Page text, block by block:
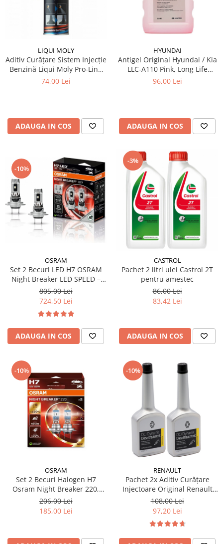
LIQUI MOLY
Aditiv Curățare Sistem Injecție
Benzină Liqui Moly Pro-Line
(300 ml) - Tratament
74,00 Lei
ADAUGA IN COS
HYUNDAI
Antigel Original Hyundai / Kia
LLC-A110 Pink, Long Life
Coolant, 1 Litru, Cod A110,
96,00 Lei
ADAUGA IN COS
-10%
OSRAM
Set 2 Becuri LED H7 OSRAM
Night Breaker LED SPEED –
Street Legal, 6000K, Design
1:1, Montaj Rapid
805,00 Lei
724,50 Lei
ADAUGA IN COS
-3%
CASTROL
Pachet 2 litri ulei Castrol 2T
pentru amestec
86,00 Lei
83,42 Lei
ADAUGA IN COS
-10%
OSRAM
Set 2 Becuri Halogen H7
Osram Night Breaker 220,
+220% Mai Multa Lumina,
Fascicul 150m, 12V, 55W,
PX26d, Next Generation
206,00 Lei
185,00 Lei
-10%
RENAULT
Pachet 2x Aditiv Curățare
Injectoare Original Renault
DCI Dynamic, 250ml
108,00 Lei
97,20 Lei